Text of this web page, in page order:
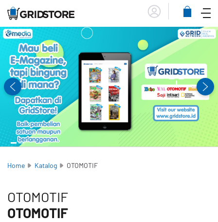
Lihat
Menu
Home Katalog OTOMOTIF
OTOMOTIF
OTOMOTIF